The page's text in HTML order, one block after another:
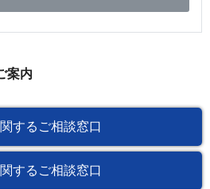
案内
するご相談窓口
するご相談窓口